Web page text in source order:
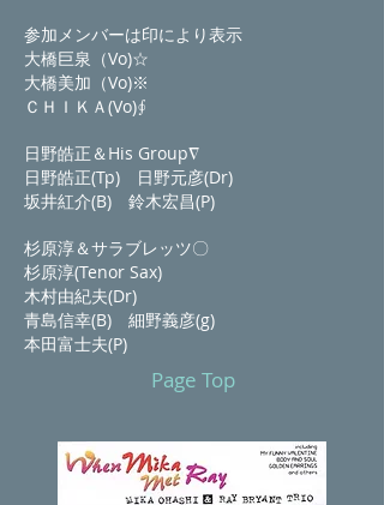
参加メンバーは印により表示
大橋巨泉（Vo)☆
大橋美加（Vo)※
ＣＨＩＫＡ(Vo)∮
日野皓正＆His Group∇
日野皓正(Tp) 日野元彦(Dr)
坂井紅介(B) 鈴木宏昌(P)
杉原淳＆サラブレッツ〇
杉原淳(Tenor Sax)
木村由紀夫(Dr)
青島信幸(B) 細野義彦(g)
本田富士夫(P)
Page Top